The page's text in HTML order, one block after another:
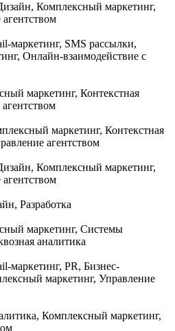
Комплексный маркетинг,
маркетинг, SMS рассылки,
Онлайн-взаимодействие с
маркетинг, Контекстная
маркетинг, Контекстная
агентством
Комплексный маркетинг,
Разработка
маркетинг, Системы
аналитика
маркетинг, PR, Бизнес-
маркетинг, Управление
Комплексный маркетинг,